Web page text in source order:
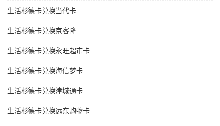
生活杉德卡兑换当代卡
生活杉德卡兑换京客隆
生活杉德卡兑换永旺超市卡
生活杉德卡兑换海信梦卡
生活杉德卡兑换津城通卡
生活杉德卡兑换远东购物卡